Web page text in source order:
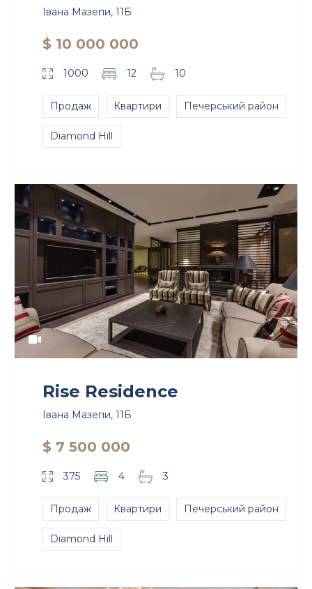
Івана Мазепи, 11Б
$ 10 000 000
1000 12 10
Продаж Квартири Печерський район
Diamond Hill
Rise Residence
Івана Мазепи, 11Б
$ 7 500 000
375 4 3
Продаж Квартири Печерський район
Diamond Hill